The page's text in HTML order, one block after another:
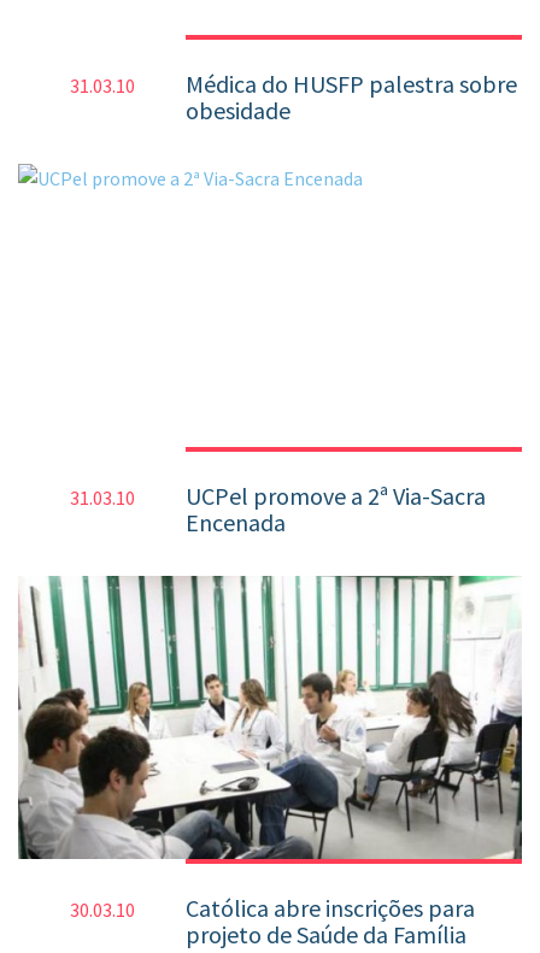
31.03.10
Médica do HUSFP palestra sobre
obesidade
31.03.10
UCPel promove a 2ª Via-Sacra
Encenada
30.03.10
Católica abre inscrições para
projeto de Saúde da Família